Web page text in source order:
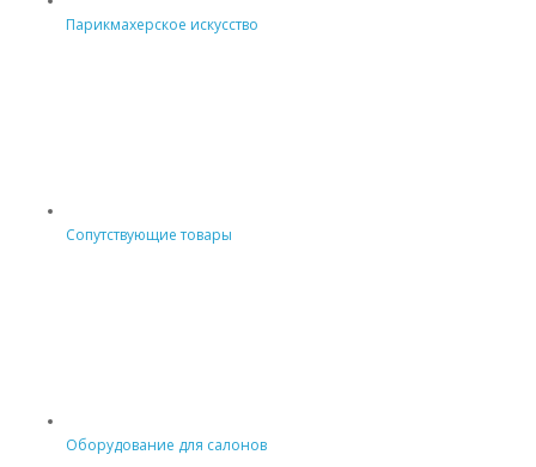
Парикмахерское искусство
Сопутствующие товары
Оборудование для салонов